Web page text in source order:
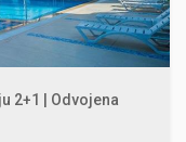
2+1 | Odvojena